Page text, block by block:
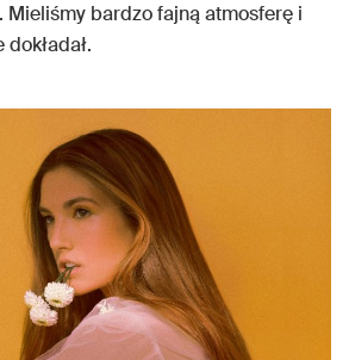
Mieliśmy bardzo fajną atmosferę i